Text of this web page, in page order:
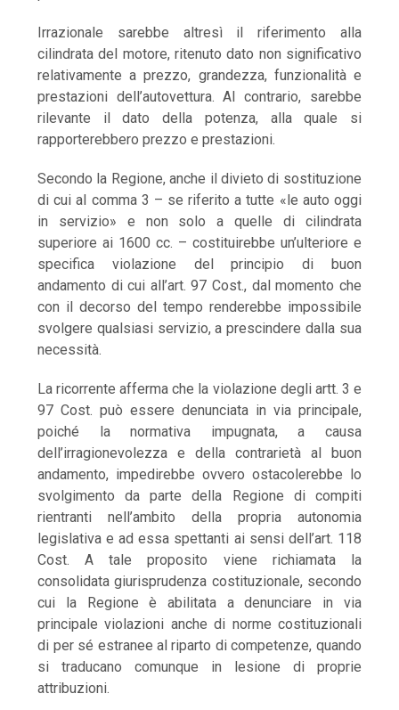
Irrazionale sarebbe altresì il riferimento alla
cilindrata del motore, ritenuto dato non significativo
relativamente a prezzo, grandezza, funzionalità e
prestazioni dell’autovettura. Al contrario, sarebbe
rilevante il dato della potenza, alla quale si
rapporterebbero prezzo e prestazioni.
Secondo la Regione, anche il divieto di sostituzione
di cui al comma 3 – se riferito a tutte «le auto oggi
in servizio» e non solo a quelle di cilindrata
superiore ai 1600 cc. – costituirebbe un’ulteriore e
specifica violazione del principio di buon
andamento di cui all’art. 97 Cost., dal momento che
con il decorso del tempo renderebbe impossibile
svolgere qualsiasi servizio, a prescindere dalla sua
necessità.
La ricorrente afferma che la violazione degli artt. 3 e
97 Cost. può essere denunciata in via principale,
poiché la normativa impugnata, a causa
dell’irragionevolezza e della contrarietà al buon
andamento, impedirebbe ovvero ostacolerebbe lo
svolgimento da parte della Regione di compiti
rientranti nell’ambito della propria autonomia
legislativa e ad essa spettanti ai sensi dell’art. 118
Cost. A tale proposito viene richiamata la
consolidata giurisprudenza costituzionale, secondo
cui la Regione è abilitata a denunciare in via
principale violazioni anche di norme costituzionali
di per sé estranee al riparto di competenze, quando
si traducano comunque in lesione di proprie
attribuzioni.